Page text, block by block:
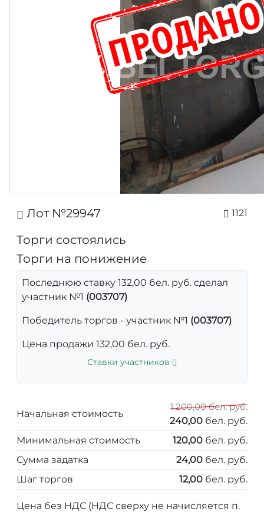
Лот №29947 1121
Торги состоялись
Торги на понижение
Последнюю ставку 132,00 бел. руб. сделал
участник №1 (003707)
Победитель торгов - участник №1 (003707)
Цена продажи 132,00 бел. руб.
Ставки участников
Начальная стоимость
1 200,00 бел. руб.
240,00 бел. руб.
Минимальная стоимость
120,00 бел. руб.
Сумма задатка
24,00 бел. руб.
Шаг торгов
12,00 бел. руб.
Цена без НДС (НДС сверху не начисляется п.